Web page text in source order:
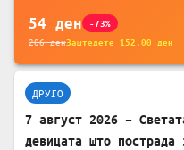
54 ден -73%
206денЗаштедете 152.00 ден
ДРУГО
7 август 2026 –
девицата што пострада